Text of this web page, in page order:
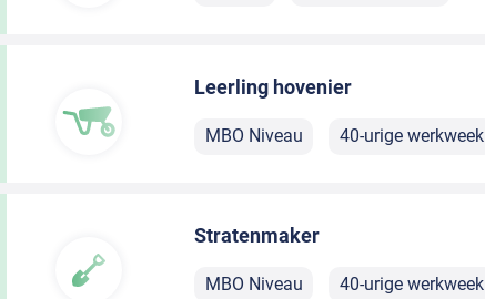
Leerling hovenier
MBO Niveau 40-urige werkweek
Stratenmaker
MBO Niveau 40-urige werkweek